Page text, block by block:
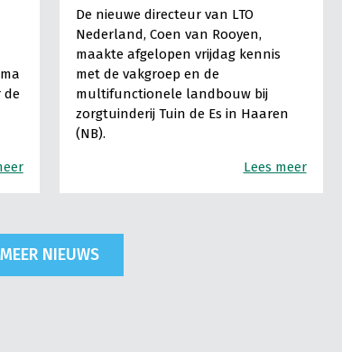
de
De nieuwe directeur van LTO
Nederland, Coen van Rooyen,
maakte afgelopen vrijdag kennis
met de vakgroep en de
multifunctionele landbouw bij
zorgtuinderij Tuin de Es in Haaren
(NB).
Lees meer
MEER NIEUWS